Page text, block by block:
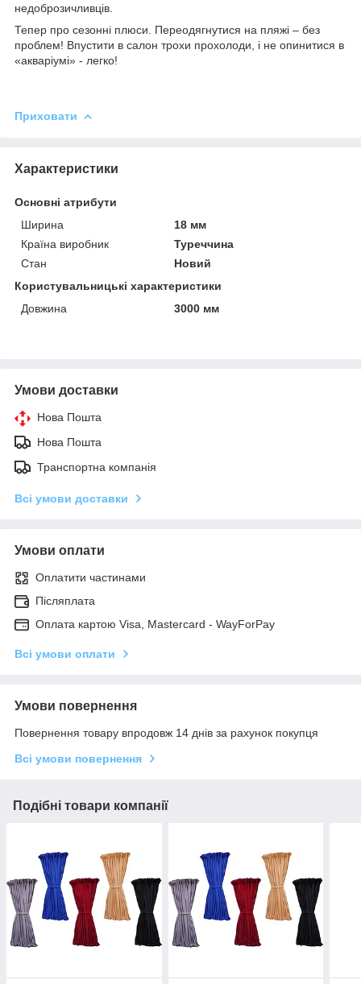
недоброзичливців.
Тепер про сезонні плюси. Переодягнутися на пляжі – без
проблем! Впустити в салон трохи прохолоди, і не опинитися в
«акваріумі» - легко!
Приховати
Характеристики
Основні атрибути
Ширина
18 мм
Країна виробник
Туреччина
Стан
Новий
Користувальницькі характеристики
Довжина
3000 мм
Умови доставки
Нова Пошта
Нова Пошта
Транспортна компанія
Всі умови доставки
Умови оплати
Оплатити частинами
Післяплата
Оплата картою Visa, Mastercard - WayForPay
Всі умови оплати
Умови повернення
Повернення товару впродовж 14 днів за рахунок покупця
Всі умови повернення
Подібні товари компанії